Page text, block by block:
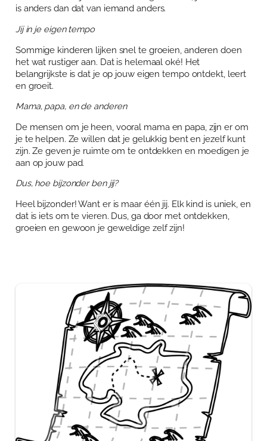
is anders dan dat van iemand anders.
Jij in je eigen tempo
Sommige kinderen lijken snel te groeien, anderen doen
het wat rustiger aan. Dat is helemaal oké! Het
belangrijkste is dat je op jouw eigen tempo ontdekt, leert
en groeit.
Mama, papa, en de anderen
De mensen om je heen, vooral mama en papa, zijn er om
je te helpen. Ze willen dat je gelukkig bent en jezelf kunt
zijn. Ze geven je ruimte om te ontdekken en moedigen je
aan op jouw pad.
Dus, hoe bijzonder ben jij?
Heel bijzonder! Want er is maar één jij. Elk kind is uniek, en
dat is iets om te vieren. Dus, ga door met ontdekken,
groeien en gewoon je geweldige zelf zijn!